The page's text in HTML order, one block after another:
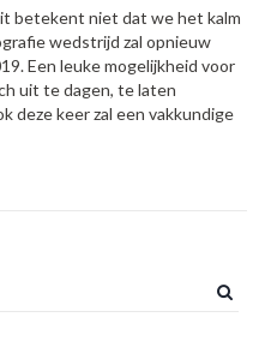
betekent niet dat we het kalm
wedstrijd zal opnieuw
Een leuke mogelijkheid voor
uit te dagen, te laten
deze keer zal een vakkundige